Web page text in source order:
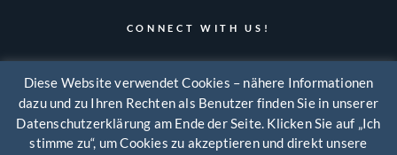
CONNECT WITH US!
Diese Website verwendet Cookies – nähere Informationen
dazu und zu Ihren Rechten als Benutzer finden Sie in unserer
Datenschutzerklärung am Ende der Seite. Klicken Sie auf „Ich
stimme zu“, um Cookies zu akzeptieren und direkt unsere